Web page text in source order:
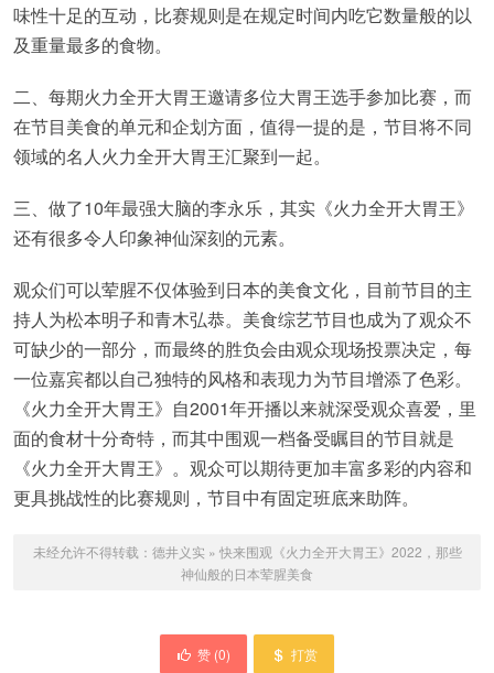
味性十足的互动，比赛规则是在规定时间内吃它数量般的以
及重量最多的食物。
二、每期火力全开大胃王邀请多位大胃王选手参加比赛，而
在节目美食的单元和企划方面，值得一提的是，节目将不同
领域的名人火力全开大胃王汇聚到一起。
三、做了10年最强大脑的李永乐，其实《火力全开大胃王》
还有很多令人印象神仙深刻的元素。
观众们可以荤腥不仅体验到日本的美食文化，目前节目的主
持人为松本明子和青木弘恭。美食综艺节目也成为了观众不
可缺少的一部分，而最终的胜负会由观众现场投票决定，每
一位嘉宾都以自己独特的风格和表现力为节目增添了色彩。
《火力全开大胃王》自2001年开播以来就深受观众喜爱，里
面的食材十分奇特，而其中围观一档备受瞩目的节目就是
《火力全开大胃王》。观众可以期待更加丰富多彩的内容和
更具挑战性的比赛规则，节目中有固定班底来助阵。
未经允许不得转载： 德井义实 » 快来围观《火力全开大胃王》2022，那些
神仙般的日本荤腥美食
赞 (0) 打赏